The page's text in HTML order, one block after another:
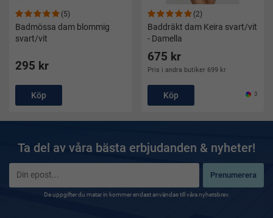
(5)
Badmössa dam blommig
svart/vit
295 kr
Köp
(2)
Baddräkt dam Keira svart/vit
- Damella
675 kr
Pris i andra butiker 699 kr
Köp 3
Ta del av våra bästa erbjudanden & nyheter!
Prenumerera
De uppgifter du matar in kommer endast användas till våra nyhetsbrev.